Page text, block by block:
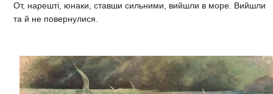
От, нарешті, юнаки, ставши сильними, вийшли в море. Вийшли
та й не повернулися.